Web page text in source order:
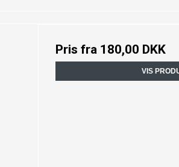
Pris fra 180,00 DKK
VIS